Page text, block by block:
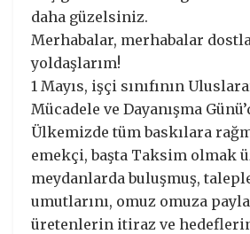
daha güzelsiniz.
Merhabalar, merhabalar
yoldaşlarım!
1 Mayıs, işçi sınıfının
Mücadele ve Dayanışma
Ülkemizde tüm baskılara
emekçi, başta Taksim olmak
meydanlarda buluşmuş,
umutlarını, omuz omuza
üretenlerin itiraz ve